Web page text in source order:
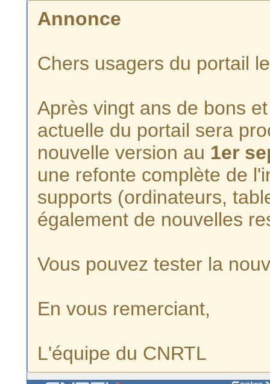
Annonce
Chers usagers du portail
Après vingt ans de bons
actuelle du portail sera
nouvelle version au 1er
une refonte complète de
supports (ordinateurs,
également de nouvelles
Vous pouvez tester la
En vous remerciant,
L'équipe du CNRTL